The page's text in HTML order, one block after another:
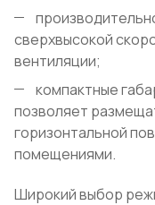
сверхвысокой
вентиляции;
компактные
позволяет
горизонтальной
помещениями.
Широкий выбор